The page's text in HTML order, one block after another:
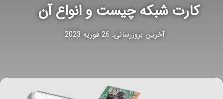
کارت شبکه چیست و انواع آن
آخرین بروزرسانی: 26 فوریه 2023